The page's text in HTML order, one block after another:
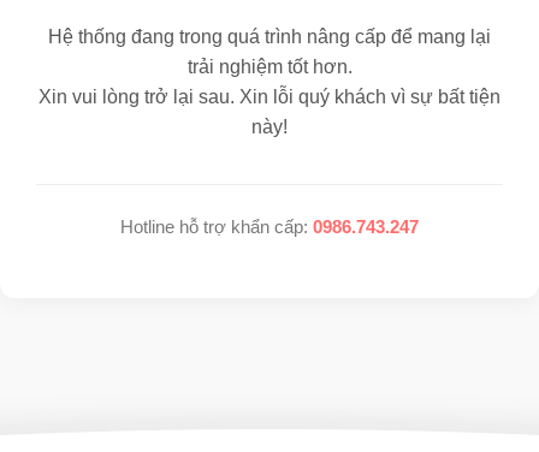
Hệ thống đang trong quá trình nâng cấp để mang lại
trải nghiệm tốt hơn.
Xin vui lòng trở lại sau. Xin lỗi quý khách vì sự bất tiện
này!
Hotline hỗ trợ khẩn cấp: 0986.743.247